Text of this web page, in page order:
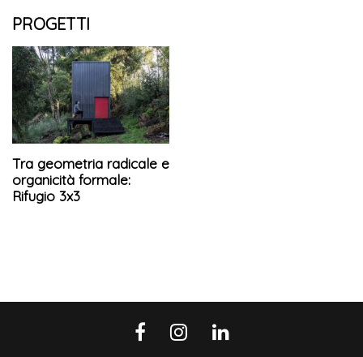
PROGETTI
Tra geometria radicale e
organicità formale:
Rifugio 3x3